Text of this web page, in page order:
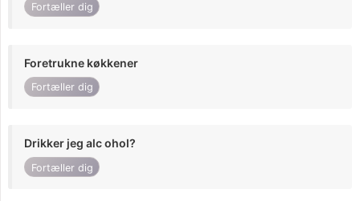
Fortæller dig
Foretrukne køkkener
Fortæller dig
Drikker jeg alc ohol?
Fortæller dig